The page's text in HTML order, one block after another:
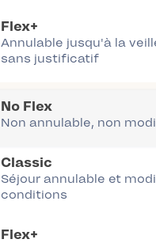
Flex+
Annulable jusqu'à la
sans justificatif
No Flex
Non annulable, non
Classic
Séjour annulable et
conditions
Flex+